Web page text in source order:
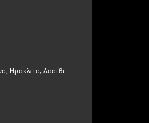
Ηράκλειο, Λασίθι